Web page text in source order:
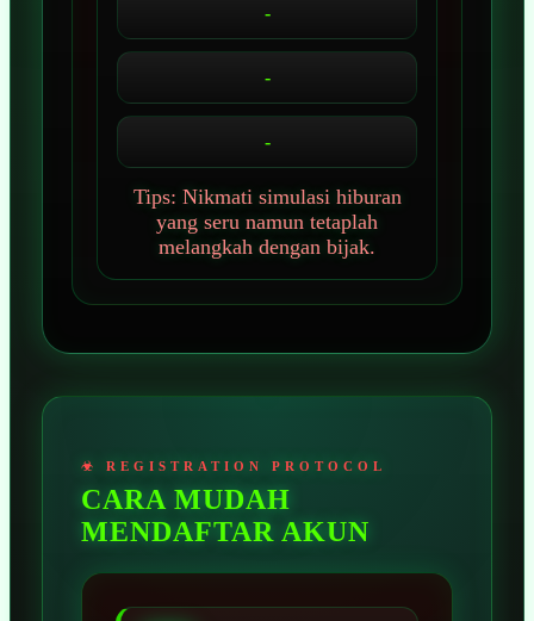
-
-
-
Tips: Nikmati simulasi hiburan
yang seru namun tetaplah
melangkah dengan bijak.
CARA MUDAH
MENDAFTAR AKUN